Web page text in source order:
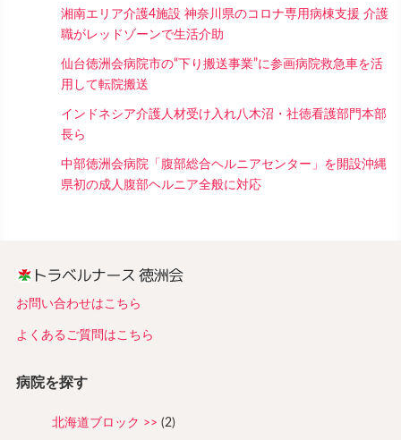
湘南エリア介護4施設 神奈川県のコロナ専用病棟支援 介護
職がレッドゾーンで生活介助
仙台徳洲会病院市の“下り搬送事業”に参画病院救急車を活
用して転院搬送
インドネシア介護人材受け入れ八木沼・社徳看護部門本部
長ら
中部徳洲会病院「腹部総合ヘルニアセンター」を開設沖縄
県初の成人腹部ヘルニア全般に対応
お問い合わせはこちら
よくあるご質問はこちら
病院を探す
北海道ブロック (2)